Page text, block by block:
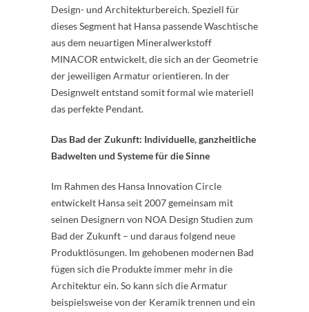
Design- und Architekturbereich. Speziell für
dieses Segment hat Hansa passende Waschtische
aus dem neuartigen Mineralwerkstoff
MINACOR entwickelt, die sich an der Geometrie
der jeweiligen Armatur orientieren. In der
Designwelt entstand somit formal wie materiell
das perfekte Pendant.
Das Bad der Zukunft: Individuelle, ganzheitliche
Badwelten und Systeme für die Sinne
Im Rahmen des Hansa Innovation Circle
entwickelt Hansa seit 2007 gemeinsam mit
seinen Designern von NOA Design Studien zum
Bad der Zukunft – und daraus folgend neue
Produktlösungen. Im gehobenen modernen Bad
fügen sich die Produkte immer mehr in die
Architektur ein. So kann sich die Armatur
beispielsweise von der Keramik trennen und ein